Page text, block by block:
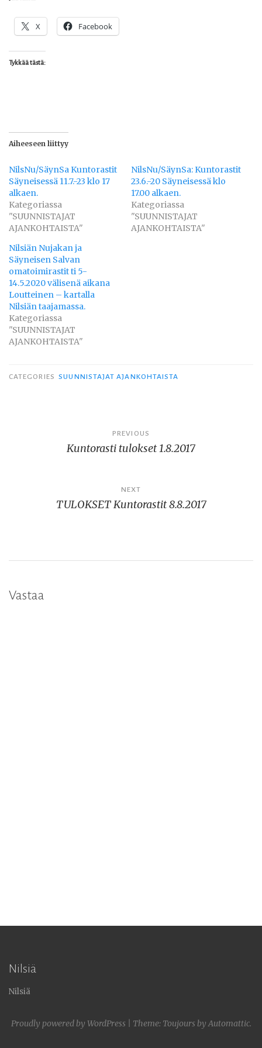
X Facebook
Tykkää tästä:
Aiheeseen liittyy
NilsNu/SäynSa Kuntorastit
Säyneisessä 11.7.-23 klo 17
alkaen.
Kategoriassa
"SUUNNISTAJAT
AJANKOHTAISTA"
NilsNu/SäynSa: Kuntorastit
23.6.-20 Säyneisessä klo
17.00 alkaen.
Kategoriassa
"SUUNNISTAJAT
AJANKOHTAISTA"
Nilsiän Nujakan ja
Säyneisen Salvan
omatoimirastit ti 5-
14.5.2020 välisenä aikana
Loutteinen – kartalla
Nilsiän taajamassa.
Kategoriassa
"SUUNNISTAJAT
AJANKOHTAISTA"
CATEGORIES SUUNNISTAJAT AJANKOHTAISTA
PREVIOUS
Kuntorasti tulokset 1.8.2017
NEXT
TULOKSET Kuntorastit 8.8.2017
Vastaa
Nilsiä
Nilsiä
Proudly powered by WordPress Theme: Toujours byAutomattic.